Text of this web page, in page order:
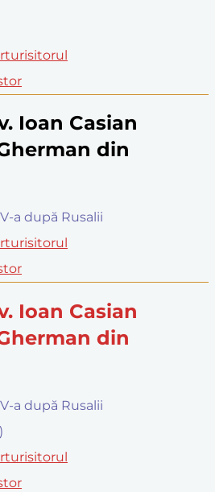
Ioan Casian
din
a după Rusalii
Ioan Casian
din
a după Rusalii